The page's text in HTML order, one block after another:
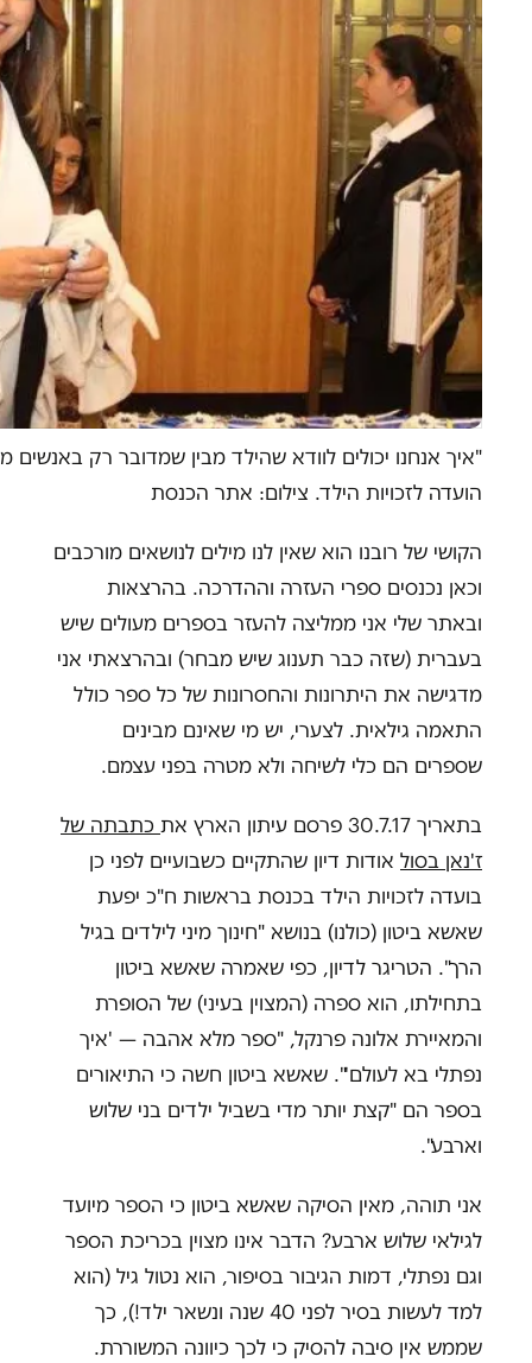
"איך אנחנו יכולים לוודא שהילד מבין שמדובר רק באנשים
הועדה לזכויות הילד. צילום: אתר הכנסת
הקושי של רובנו הוא שאין לנו מילים לנושאים מורכבים
וכאן נכנסים ספרי העזרה וההדרכה. בהרצאות
ובאתר שלי אני ממליצה להעזר בספרים מעולים שיש
בעברית (שזה כבר תענוג שיש מבחר) ובהרצאתי אני
מדגישה את היתרונות והחסרונות של כל ספר כולל
התאמה גילאית. לצערי, יש מי שאינם מבינים
שספרים הם כלי לשיחה ולא מטרה בפני עצמם.
בתאריך 30.7.17 פרסם עיתון הארץ את
כתבתה של
ז'נאן בסול אודות דיון שהתקיים כשבועיים לפני כן
בועדה לזכויות הילד בכנסת בראשות ח"כ יפעת
שאשא ביטון (כולנו) בנושא "חינוך מיני לילדים בגיל
הרך". הטריגר לדיון, כפי שאמרה שאשא ביטון
בתחילתו, הוא ספרה (המצוין בעיני) של הסופרת
והמאיירת אלונה פרנקל, "ספר מלא אהבה — 'איך
נפתלי בא לעולם'". שאשא ביטון חשה כי התיאורים
בספר הם "קצת יותר מדי בשביל ילדים בני שלוש
וארבע".
אני תוהה, מאין הסיקה שאשא ביטון כי הספר מיועד
לגילאי שלוש ארבע? הדבר אינו מצוין בכריכת הספר
וגם נפתלי, דמות הגיבור בסיפור, הוא נטול גיל (הוא
למד לעשות בסיר לפני 40 שנה ונשאר ילד!), כך
שממש אין סיבה להסיק כי לכך כיוונה המשוררת.